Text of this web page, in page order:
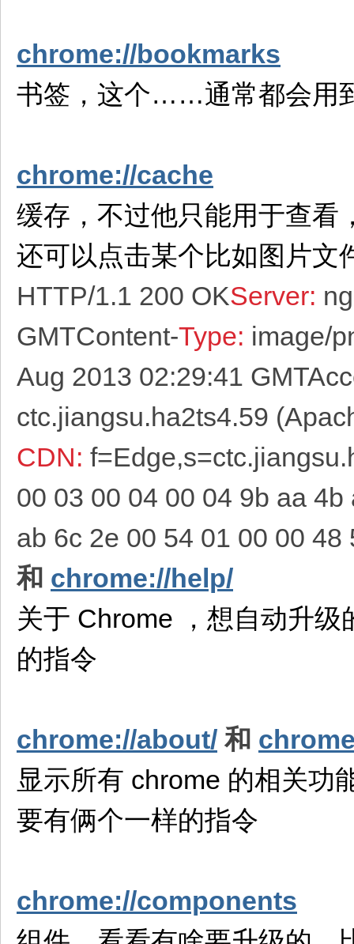
chrome://bookmarks
书签，这个……通常都会用
chrome://cache
缓存，不过他只能用于查
还可以点击某个比如图片文
HTTP/1.1 200 OKServer:
GMTContent-Type: image/
Aug 2013 02:29:41
ctc.jiangsu.ha2ts4.59
CDN:
00 03 00 04 00 04 9b aa
ab 6c 2e 00 54 01 00 00
和 chrome://help/
关于 Chrome ，想自动升
的指令
chrome://about/ 和
显示所有 chrome 的相关功
要有俩个一样的指令
chrome://components